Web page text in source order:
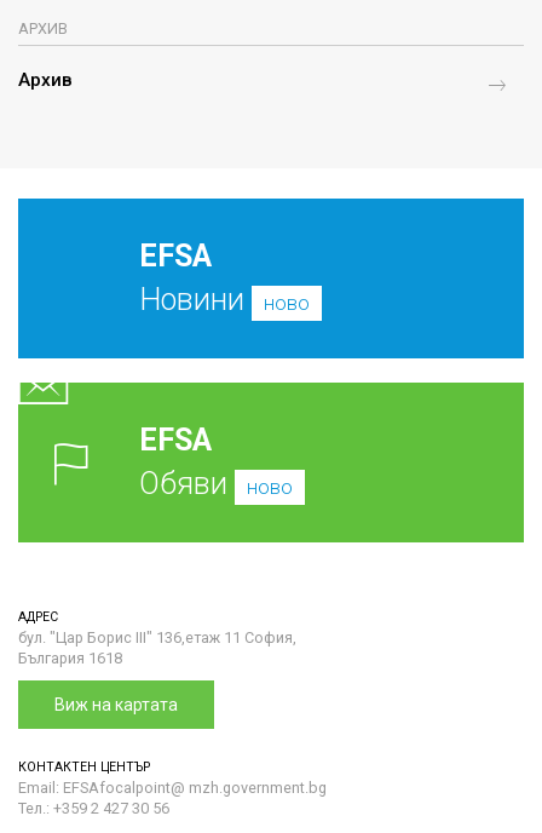
АРХИВ
Архив
EFSA
Новини
ново
EFSA
Обяви
ново
АДРЕС
бул. "Цар Борис III" 136,етаж 11 София,
България 1618
Виж на картата
КОНТАКТЕН ЦЕНТЪР
Email: EFSAfocalpoint@ mzh.government.bg
Тел.: +359 2 427 30 56